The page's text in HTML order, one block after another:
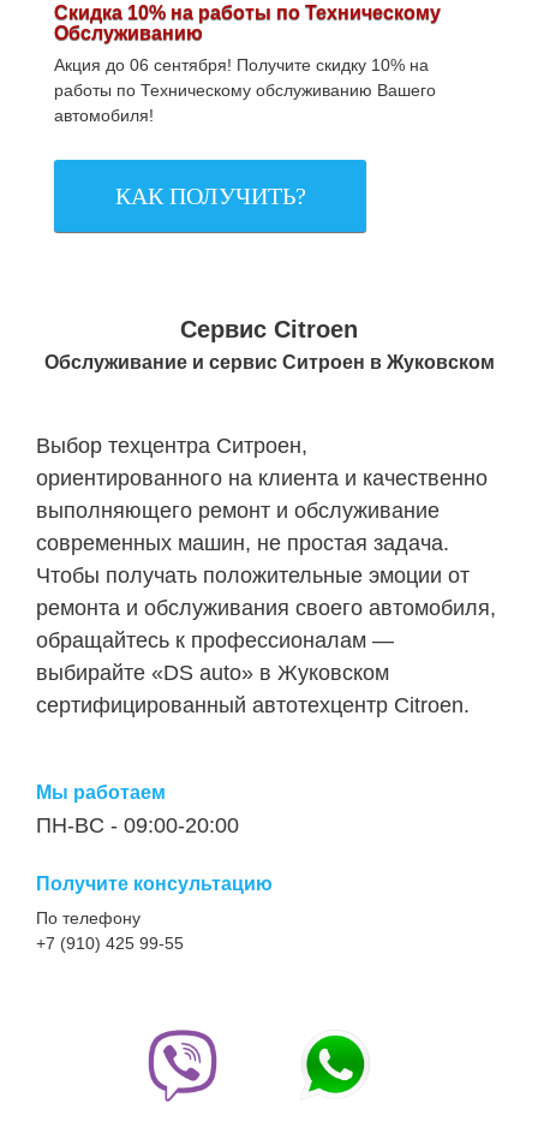
Скидка 10% на работы по Техническому
Обслуживанию
Акция до 06 сентября! Получите скидку 10% на
работы по Техническому обслуживанию Вашего
автомобиля!
КАК ПОЛУЧИТЬ?
Сервис Citroen
Обслуживание и сервис Ситроен в Жуковском
Выбор техцентра Ситроен,
ориентированного на клиента и качественно
выполняющего ремонт и обслуживание
современных машин, не простая задача.
Чтобы получать положительные эмоции от
ремонта и обслуживания своего автомобиля,
обращайтесь к профессионалам —
выбирайте «DS auto» в Жуковском
сертифицированный автотехцентр Citroen.
Мы работаем
ПН-ВC - 09:00-20:00
Получите консультацию
По телефону
+7 (910) 425 99-55